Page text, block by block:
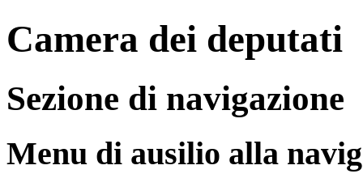
Camera dei deputati
Sezione di navigazione
Menu di ausilio alla